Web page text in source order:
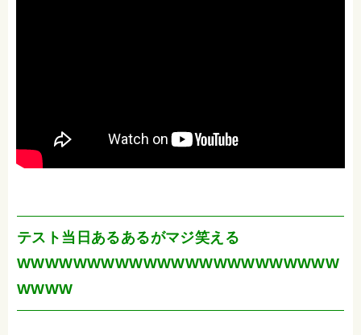
テスト当日あるあるがマジ笑える
WWWWWWWWWWWWWWWWWWWWWWW
WWWW